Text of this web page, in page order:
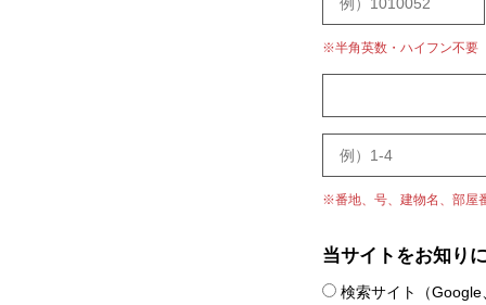
※半角英数・ハイフン不要
※番地、号、建物名、部屋
当サイトをお知り
検索サイト（Google